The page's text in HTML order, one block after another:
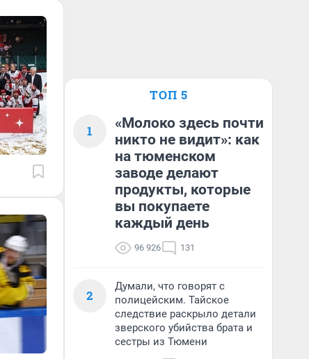
ТОП 5
1
«Молоко здесь почти
никто не видит»: как
на тюменском
заводе делают
продукты, которые
вы покупаете
каждый день
96 926 131
2
Думали, что говорят с
полицейским. Тайское
следствие раскрыло детали
зверского убийства брата и
сестры из Тюмени